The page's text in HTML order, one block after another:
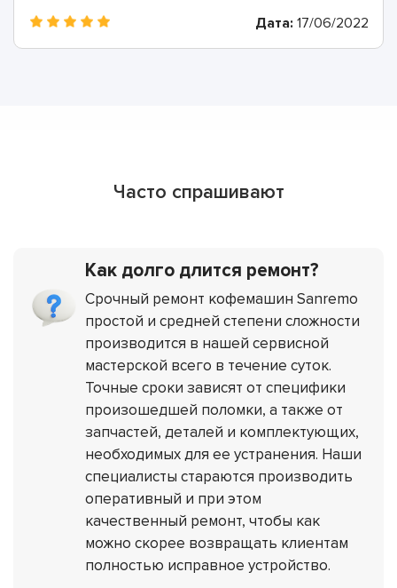
Дата: 17/06/2022
Часто спрашивают
Как долго длится ремонт?
Срочный ремонт кофемашин Sanremo
простой и средней степени сложности
производится в нашей сервисной
мастерской всего в течение суток.
Точные сроки зависят от специфики
произошедшей поломки, а также от
запчастей, деталей и комплектующих,
необходимых для ее устранения. Наши
специалисты стараются производить
оперативный и при этом
качественный ремонт, чтобы как
можно скорее возвращать клиентам
полностью исправное устройство.